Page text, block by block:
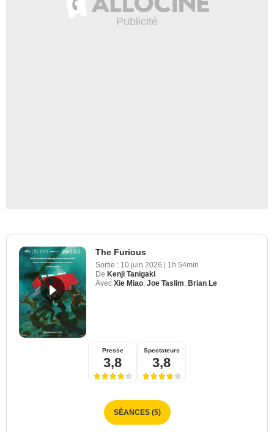
The Furious
Sortie : 10 juin 2026 | 1h 54min
De Kenji Tanigaki
Avec Xie Miao Joe Taslim Brian Le
Presse
3,8
Spectateurs
3,8
SÉANCES (5)